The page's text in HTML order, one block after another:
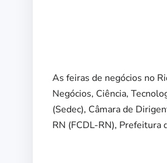
As feiras de negócios no
Negócios, Ciência,
(Sedec), Câmara de
RN (FCDL-RN), Prefeitura